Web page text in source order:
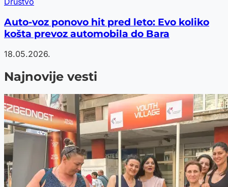
Auto-voz ponovo hit pred leto: Evo koliko
košta prevoz automobila do Bara
18.05.2026.
Najnovije vesti